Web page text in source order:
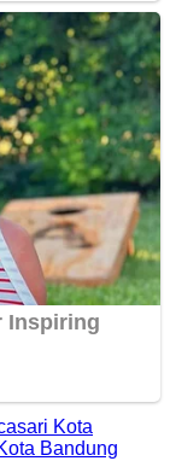
Kota
Bandung